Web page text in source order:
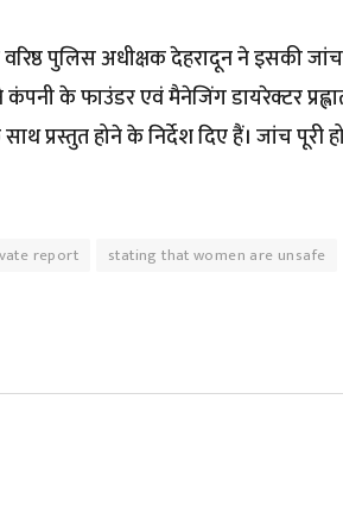
पुलिस अधीक्षक देहरादून ने इसकी
के फाउंडर एवं मैनेजिंग डायरेक्टर
प्रस्तुत होने के निर्देश दिए हैं। जांच
report stating that women are unsafe